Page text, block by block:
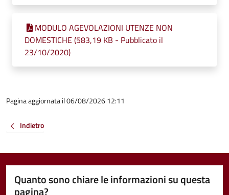
MODULO AGEVOLAZIONI UTENZE NON
DOMESTICHE (583,19 KB - Pubblicato il
23/10/2020)
Pagina aggiornata il 06/08/2026 12:11
Indietro
Quanto sono chiare le informazioni su questa
pagina?